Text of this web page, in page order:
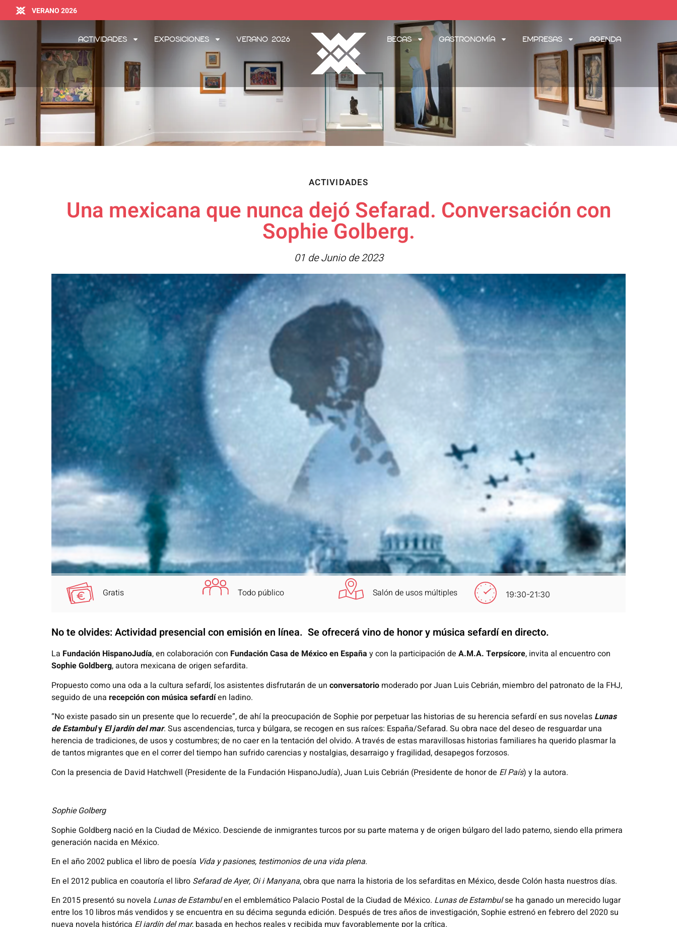
VERANO 2026
Actividades Exposiciones Verano 2026 Becas Gastronomía Empresas Agenda
ACTIVIDADES
Una mexicana que nunca dejó Sefarad. Conversación con
Sophie Golberg.
01 de Junio de 2023
Gratis Todo público Salón de usos múltiples 19:30-21:30
No te olvides: Actividad presencial con emisión en línea. Se ofrecerá vino de honor y música sefardí en directo.
La Fundación HispanoJudía, en colaboración con Fundación Casa de México en España y con la participación de A.M.A. Terpsícore, invita al encuentro con
Sophie Goldberg, autora mexicana de origen sefardita.
Propuesto como una oda a la cultura sefardí, los asistentes disfrutarán de un conversatorio moderado por Juan Luis Cebrián, miembro del patronato de la FHJ,
seguido de una recepción con música sefardíen ladino.
“No existe pasado sin un presente que lo recuerde”, de ahí la preocupación de Sophie por perpetuar las historias de su herencia sefardí en sus novelas Lunas
de Estambuly El jardín del mar. Sus ascendencias, turca y búlgara, se recogen en sus raíces: España/Sefarad. Su obra nace del deseo de resguardar una
herencia de tradiciones, de usos y costumbres; de no caer en la tentación del olvido. A través de estas maravillosas historias familiares ha querido plasmar la
de tantos migrantes que en el correr del tiempo han sufrido carencias y nostalgias, desarraigo y fragilidad, desapegos forzosos.
Con la presencia de David Hatchwell (Presidente de la Fundación HispanoJudía), Juan Luis Cebrián (Presidente de honor de El País) y la autora.
Sophie Golberg
Sophie Goldberg nació en la Ciudad de México. Desciende de inmigrantes turcos por su parte materna y de origen búlgaro del lado paterno, siendo ella primera
generación nacida en México.
En el año 2002 publica el libro de poesía Vida y pasiones, testimonios de una vida plena.
En el 2012 publica en coautoría el libro Sefarad de Ayer, Oi i Manyana, obra que narra la historia de los sefarditas en México, desde Colón hasta nuestros días.
En 2015 presentó su novela Lunas de Estambulen el emblemático Palacio Postal de la Ciudad de México. Lunas de Estambulse ha ganado un merecido lugar
entre los 10 libros más vendidos y se encuentra en su décima segunda edición. Después de tres años de investigación, Sophie estrenó en febrero del 2020 su
nueva novela histórica El jardín del mar, basada en hechos reales y recibida muy favorablemente por la crítica.